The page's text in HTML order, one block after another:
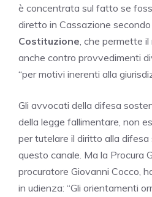
è concentrata sul fatto se
diretto in Cassazione secondo
Costituzione , che permette
anche contro provvedimenti
“per motivi inerenti alla
Gli avvocati della difesa
della legge fallimentare, non
per tutelare il diritto alla
questo canale. Ma la Procura
procuratore Giovanni Cocco,
in udienza: “Gli orientamenti